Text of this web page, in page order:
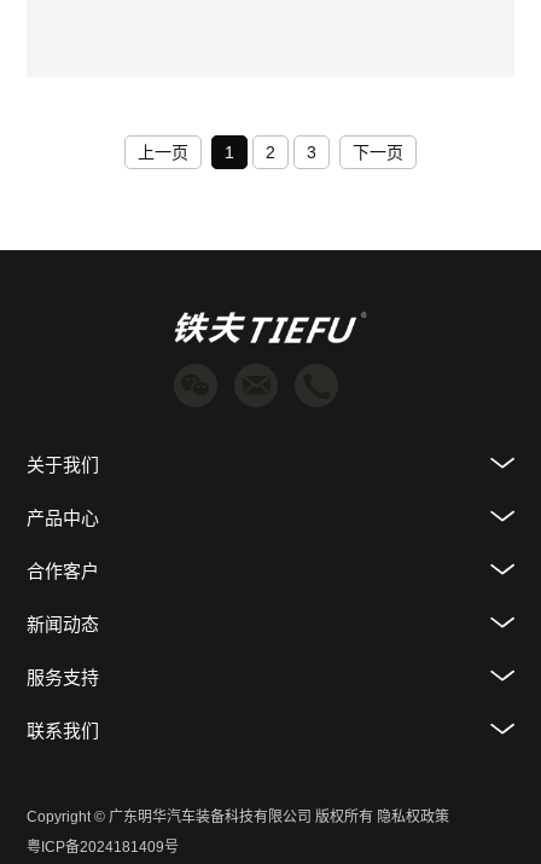
上一页 1 2 3 下一页
关于我们
产品中心
合作客户
新闻动态
服务支持
联系我们
Copyright © 广东明华汽车装备科技有限公司 版权所有 隐私权政策
粤ICP备2024181409号